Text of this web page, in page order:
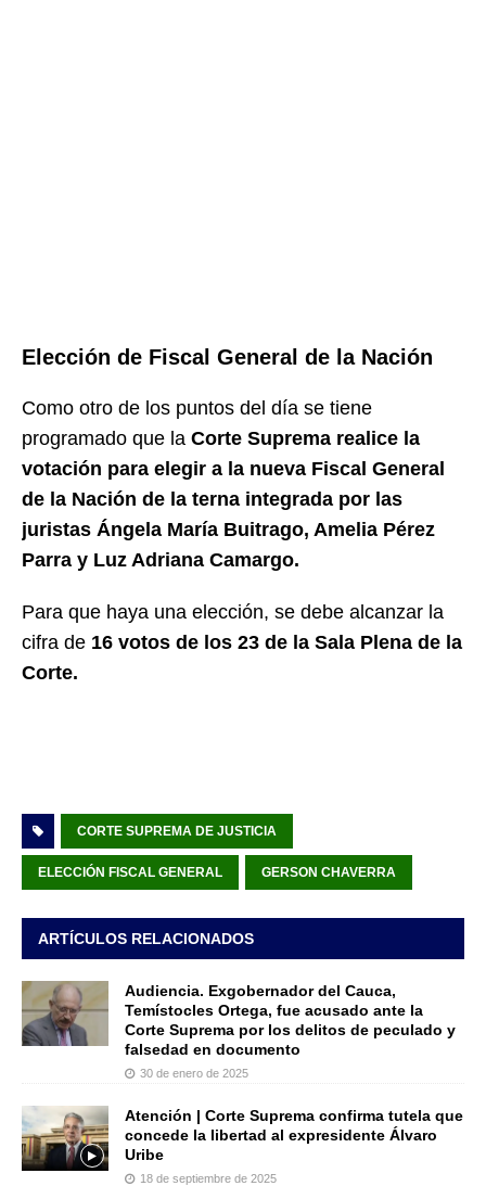
Elección de Fiscal General de la Nación
Como otro de los puntos del día se tiene
programado que la Corte Suprema realice la
votación para elegir a la nueva Fiscal General
de la Nación de la terna integrada por las
juristas Ángela María Buitrago, Amelia Pérez
Parra y Luz Adriana Camargo.
Para que haya una elección, se debe alcanzar la
cifra de 16 votos de los 23 de la Sala Plena de la
Corte.
CORTE SUPREMA DE JUSTICIA
ELECCIÓN FISCAL GENERAL GERSON CHAVERRA
ARTÍCULOS RELACIONADOS
Audiencia. Exgobernador del Cauca,
Temístocles Ortega, fue acusado ante la
Corte Suprema por los delitos de peculado y
falsedad en documento
30 de enero de 2025
Atención | Corte Suprema confirma tutela que
concede la libertad al expresidente Álvaro
Uribe
18 de septiembre de 2025